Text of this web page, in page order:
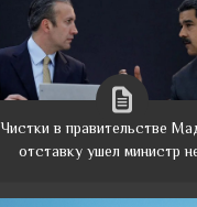
Чистки в правительстве
отставку ушел министр